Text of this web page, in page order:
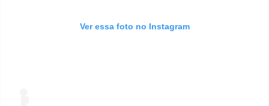
Ver essa foto no Instagram